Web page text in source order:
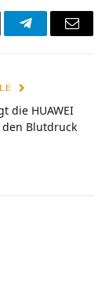
TelegramEmail
die HUAWEI
den Blutdruck